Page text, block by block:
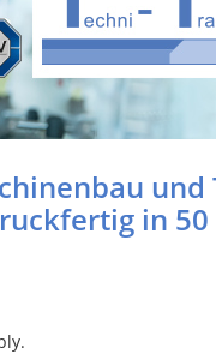
und
in